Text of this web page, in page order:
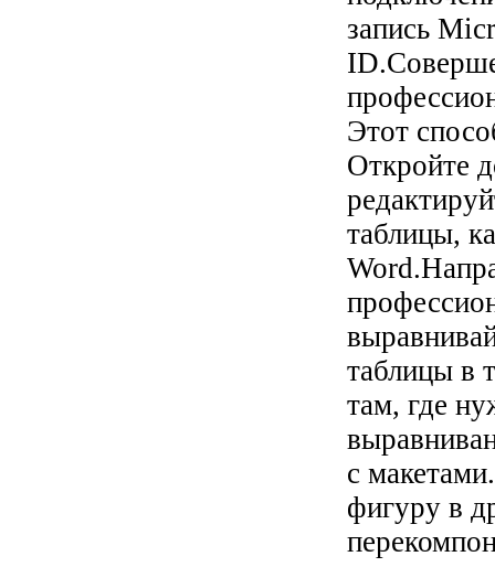
запись
Этот
Откройте
таблицы,
таблицы в
там, где
с
фигуру в